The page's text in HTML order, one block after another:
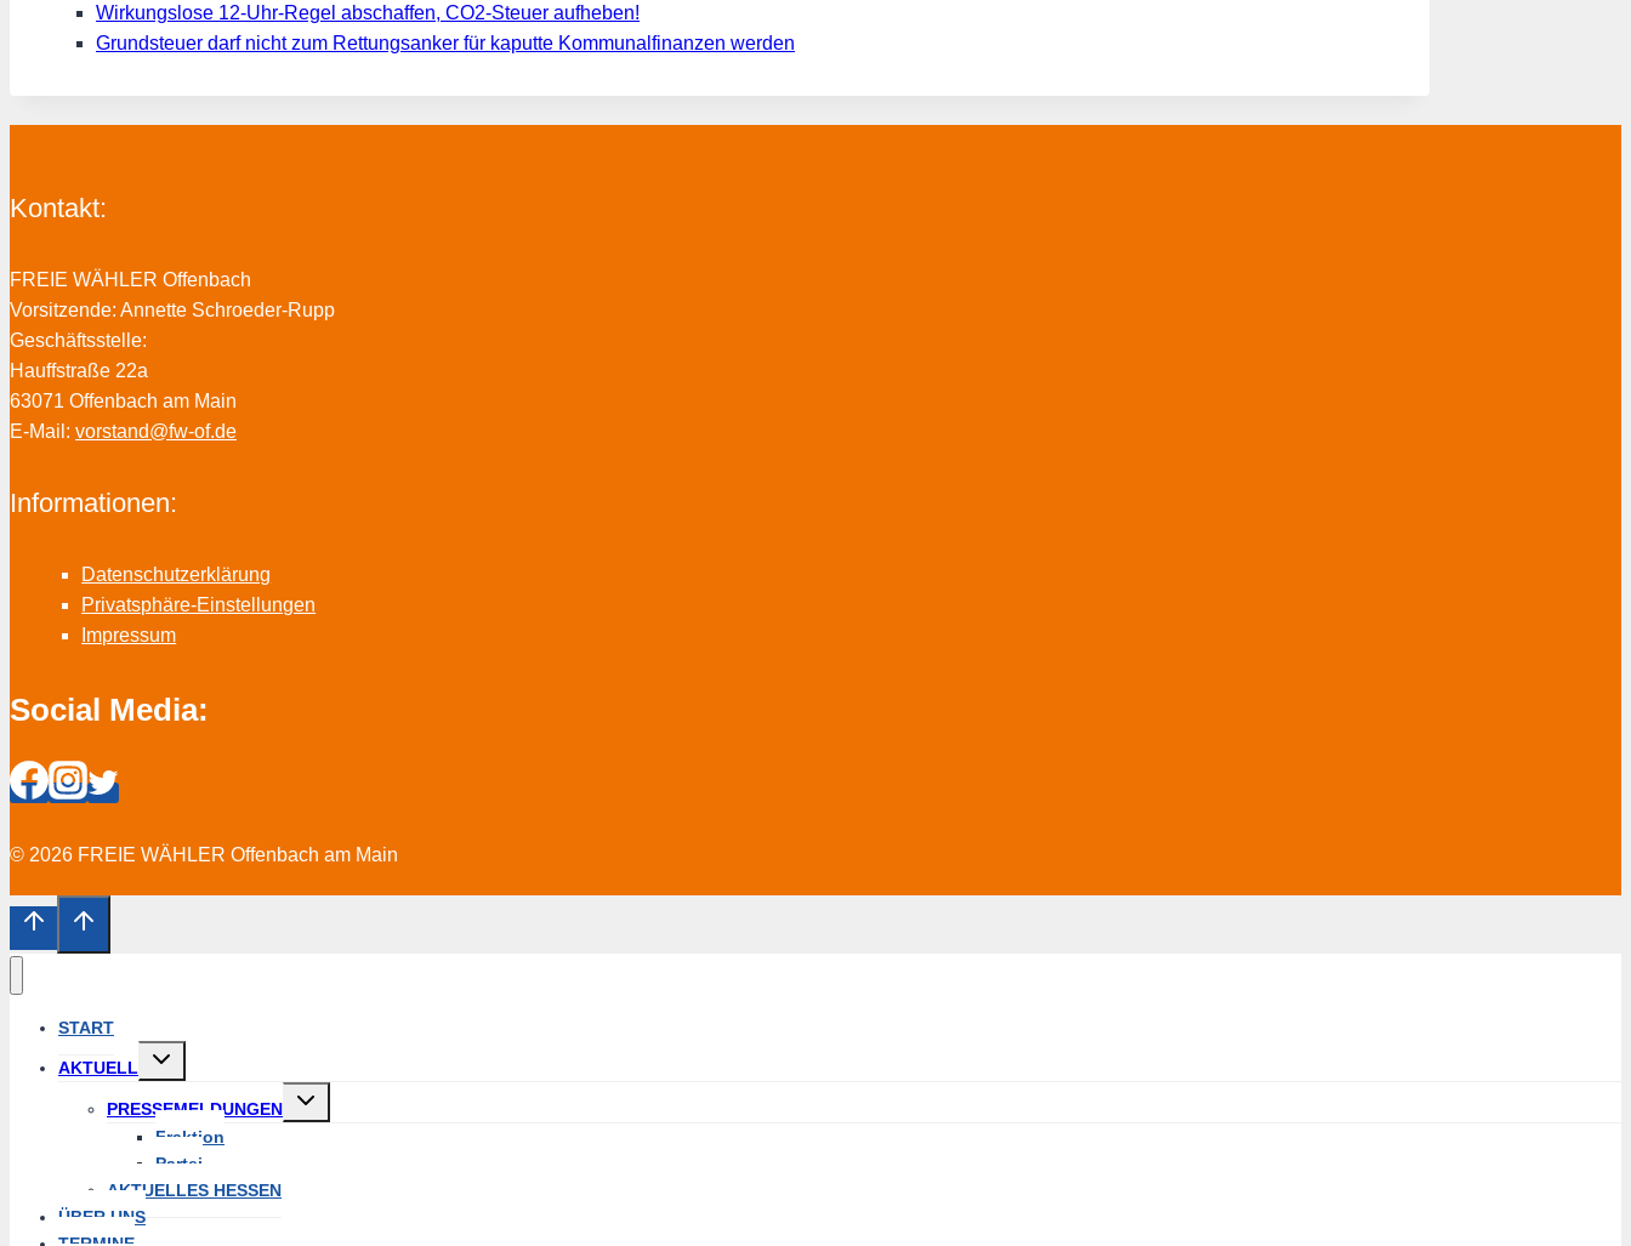
Wirkungslose 12-Uhr-Regel abschaffen, CO2-Steuer aufheben!
Grundsteuer darf nicht zum Rettungsanker für kaputte Kommunalfinanzen werden
Kontakt:
FREIE WÄHLER Offenbach
Vorsitzende: Annette Schroeder-Rupp
Geschäftsstelle:
Hauffstraße 22a
63071 Offenbach am Main
E-Mail: vorstand@fw-of.de
Informationen:
Datenschutzerklärung
Privatsphäre-Einstellungen
Impressum
Social Media:
© 2026 FREIE WÄHLER Offenbach am Main
START
AKTUELL
Untermenü
PRESSEMELDUNGEN
Untermenü
Fraktion
Partei
AKTUELLES HESSEN
ÜBER UNS